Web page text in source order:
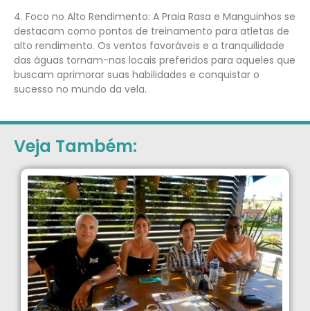
4. Foco no Alto Rendimento: A Praia Rasa e Manguinhos se
destacam como pontos de treinamento para atletas de
alto rendimento. Os ventos favoráveis e a tranquilidade
das águas tornam-nas locais preferidos para aqueles que
buscam aprimorar suas habilidades e conquistar o
sucesso no mundo da vela.
Veja Também: